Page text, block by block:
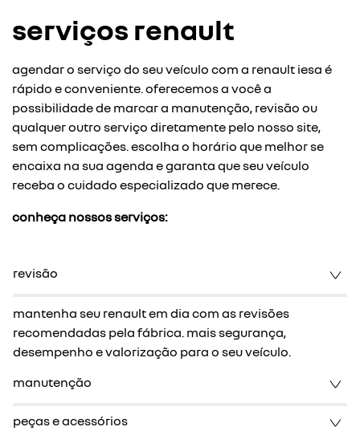
serviços renault
agendar o serviço do seu veículo com a renault iesa é
rápido e conveniente. oferecemos a você a
possibilidade de marcar a manutenção, revisão ou
qualquer outro serviço diretamente pelo nosso site,
sem complicações. escolha o horário que melhor se
encaixa na sua agenda e garanta que seu veículo
receba o cuidado especializado que merece.
conheça nossos serviços:
revisão
mantenha seu renault em dia com as revisões
recomendadas pela fábrica. mais segurança,
desempenho e valorização para o seu veículo.
manutenção
peças e acessórios